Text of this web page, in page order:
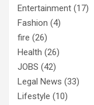
Entertainment (17)
Fashion (4)
fire (26)
Health (26)
JOBS (42)
Legal News (33)
Lifestyle (10)